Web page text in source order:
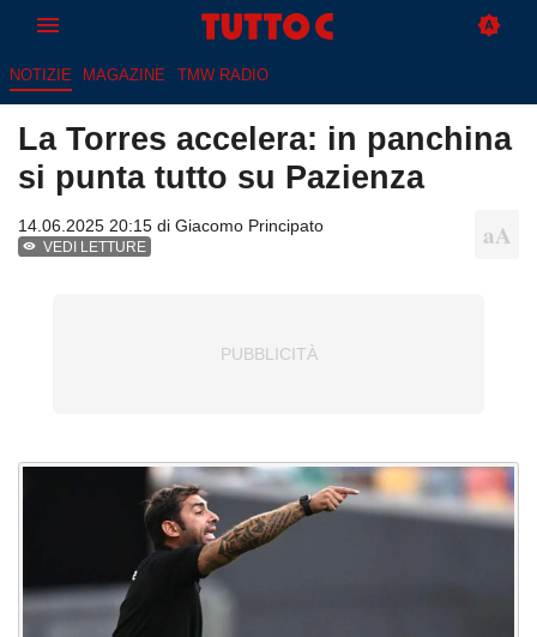
NOTIZIE MAGAZINE TMW RADIO
La Torres accelera: in panchina
si punta tutto su Pazienza
14.06.2025 20:15 di Giacomo Principato
VEDI LETTURE